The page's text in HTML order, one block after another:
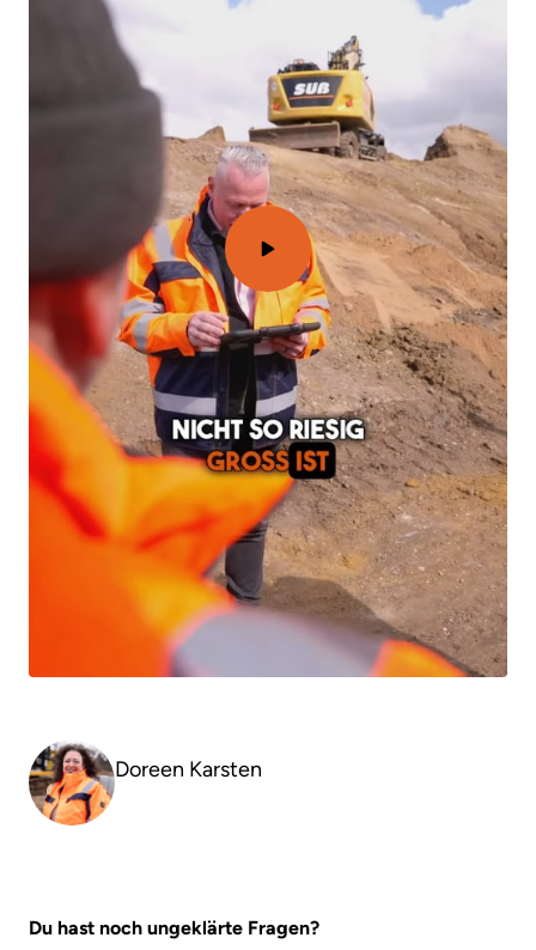
Doreen Karsten
Du hast noch ungeklärte Fragen?